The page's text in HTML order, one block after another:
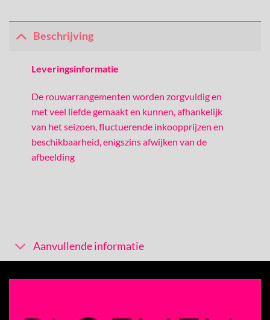
Beschrijving
Leveringsinformatie
De rouwarrangementen worden zorgvuldig en
met veel liefde gemaakt en kunnen, afhankelijk
van het seizoen, fluctuerende inkoopprijzen en
beschikbaarheid, enigszins afwijken van de
afbeelding
Aanvullende informatie